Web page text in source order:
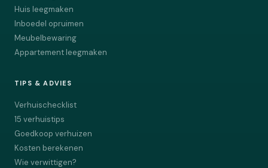
Huis leegmaken
Inboedel opruimen
Meubelbewaring
Appartement leegmaken
TIPS & ADVIES
Verhuischecklist
15 verhuistips
Goedkoop verhuizen
Kosten berekenen
Wie verwittigen?